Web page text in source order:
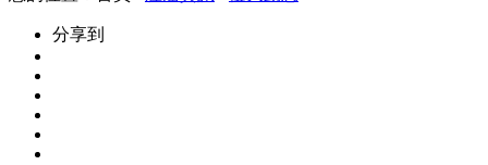
分享到